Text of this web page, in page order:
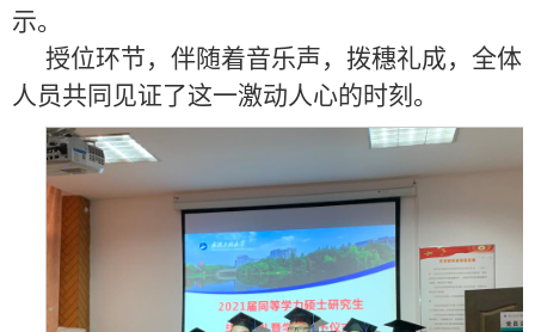
示。
授位环节，伴随着音乐声，拨穗礼成，全体
人员共同见证了这一激动人心的时刻。